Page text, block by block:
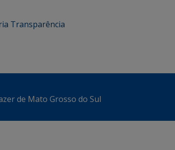
Transparência
de Mato Grosso do Sul